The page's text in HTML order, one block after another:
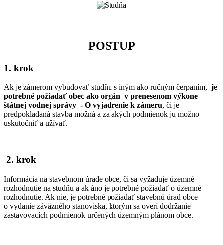
POSTUP
1. krok
Ak je zámerom vybudovať studňu s iným ako ručným čerpaním, je
potrebné požiadať obec ako orgán v prenesenom výkone
štátnej vodnej správy - O vyjadrenie k zámeru, či je
predpokladaná stavba možná a za akých podmienok ju možno
uskutočniť a užívať.
2. krok
Informácia na stavebnom úrade obce, či sa vyžaduje územné
rozhodnutie na studňu a ak áno je potrebné požiadať o územné
rozhodnutie. Ak nie, je potrebné požiadať stavebnú úrad obce
o vydanie záväzného stanoviska, ktorým sa overí dodržanie
zastavovacích podmienok určených územným plánom obce.